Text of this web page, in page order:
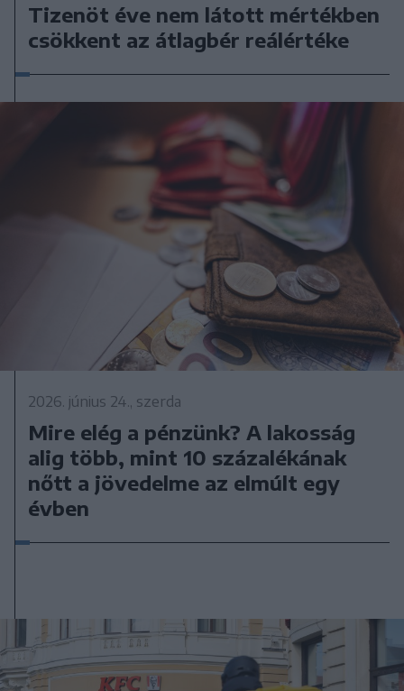
Tizenöt éve nem látott mértékben
csökkent az átlagbér reálértéke
2026. június 24., szerda
Mire elég a pénzünk? A lakosság
alig több, mint 10 százalékának
nőtt a jövedelme az elmúlt egy
évben